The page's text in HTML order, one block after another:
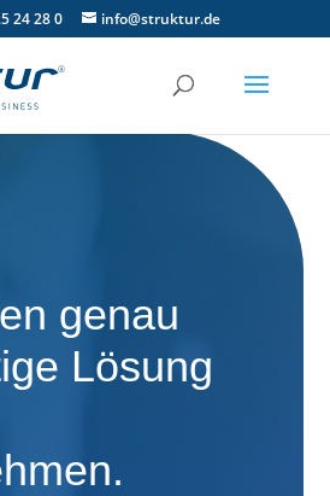
24 28 0 info@struktur.de
genau
Lösung